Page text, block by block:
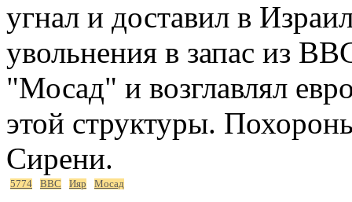
угнал и доставил в
увольнения в запас из
"Мосад" и возглавлял
этой структуры.
Сирени.
5774 ВВС Ияр Мосад